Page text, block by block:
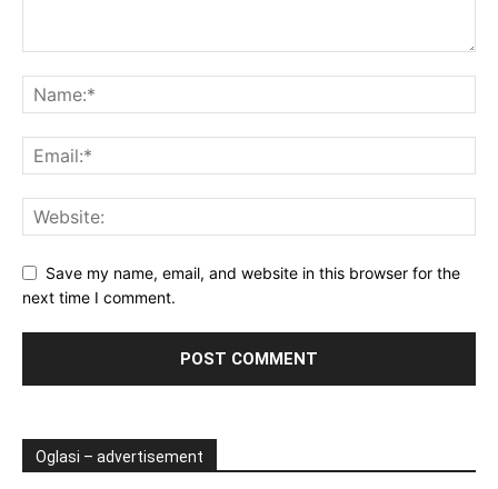
Save my name, email, and website in this browser for the
next time I comment.
Oglasi – advertisement